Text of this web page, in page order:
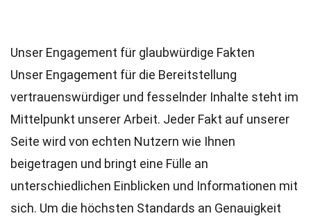
Unser Engagement für glaubwürdige Fakten
Unser Engagement für die Bereitstellung
vertrauenswürdiger und fesselnder Inhalte steht im
Mittelpunkt unserer Arbeit. Jeder Fakt auf unserer
Seite wird von echten Nutzern wie Ihnen
beigetragen und bringt eine Fülle an
unterschiedlichen Einblicken und Informationen mit
sich. Um die höchsten Standards an Genauigkeit